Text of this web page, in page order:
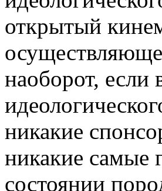
открытый
наоборот, если
никакие
никакие самые
состоянии